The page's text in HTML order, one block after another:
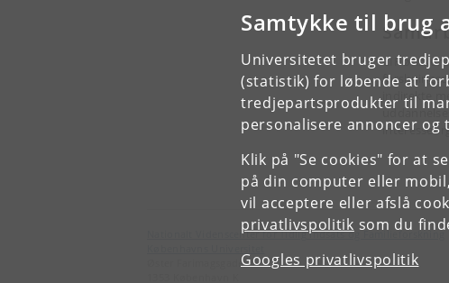
Samtykke til brug
Universitetet bruger
(statistik) for løbende at
tredjepartsprodukter til
personalisere annoncer og
Klik på "Se cookies" for at
på din computer eller
vil acceptere eller afslå
privatlivspolitik som du
Googles privatlivspolitik
CIF ønsker
indirekte
Nationalt Videnscenter for Tidlig Indsats og Familieforskning
Øster Farimagsgade 2A